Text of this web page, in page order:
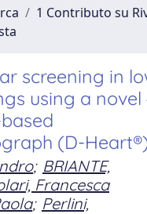
1 Contributo su
screening in
using a novel
(D-
; BRIANTE,
Francesca
; Perlini,